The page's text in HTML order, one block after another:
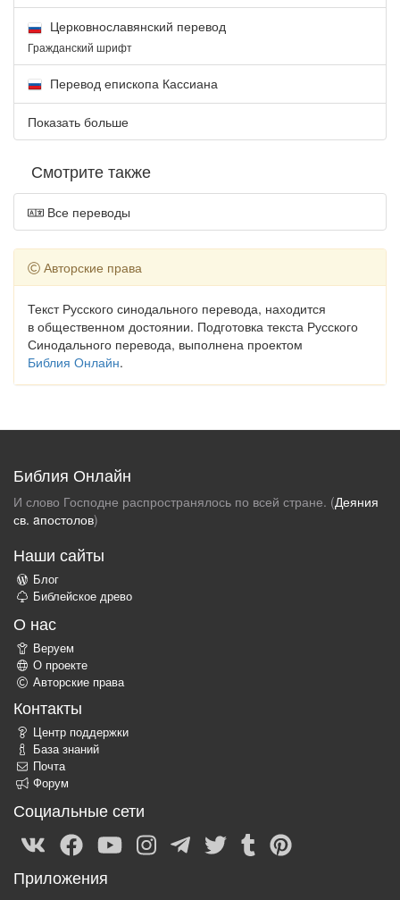
Церковнославянский перевод
Гражданский шрифт
Перевод епископа Кассиана
Показать больше
Смотрите также
Все переводы
Авторские права
Текст Русского синодального перевода, находится
в общественном достоянии. Подготовка текста Русского
Синодального перевода, выполнена проектом
Библия Онлайн.
Библия Онлайн
И слово Господне распространялось по всей стране. (Деяния
св. aпостолов)
Наши сайты
Блог
Библейское древо
О нас
Веруем
О проекте
Авторские права
Контакты
Центр поддержки
База знаний
Почта
Форум
Социальные сети
Приложения